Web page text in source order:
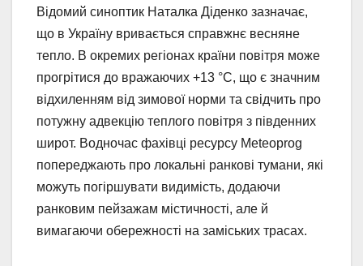
Відомий синоптик Наталка Діденко зазначає,
що в Україну вривається справжнє весняне
тепло. В окремих регіонах країни повітря може
прогрітися до вражаючих +13 °С, що є значним
відхиленням від зимової норми та свідчить про
потужну адвекцію теплого повітря з південних
широт. Водночас фахівці ресурсу Meteoprog
попереджають про локальні ранкові тумани, які
можуть погіршувати видимість, додаючи
ранковим пейзажам містичності, але й
вимагаючи обережності на заміських трасах.